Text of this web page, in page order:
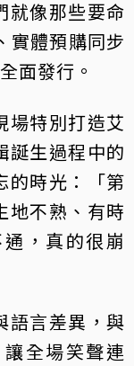
就像那些要命
實體預購同步
面發行。
場特別打造艾
誕生過程中的
的時光：「第
地不熟、有時
，真的很崩
語言差異，與
全場笑聲連